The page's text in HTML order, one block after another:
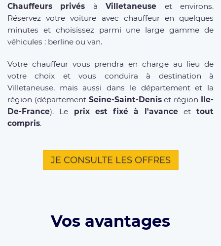
Chauffeurs privés àVilletaneuse et environs.
Réservez votre voiture avec chauffeur en quelques
minutes et choisissez parmi une large gamme de
véhicules : berline ou van.
Votre chauffeur vous prendra en charge au lieu de
votre choix et vous conduira à destination à
Villetaneuse, mais aussi dans le département et la
région (département Seine-Saint-Deniset région Ile-
De-France). Le prix est fixé à l'avanceet tout
compris.
JE CONSULTE LES OFFRES
Vos avantages